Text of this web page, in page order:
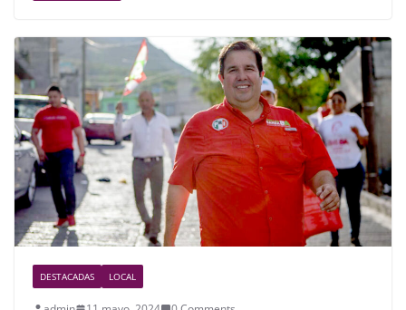
b
o
o
k
DESTACADAS LOCAL